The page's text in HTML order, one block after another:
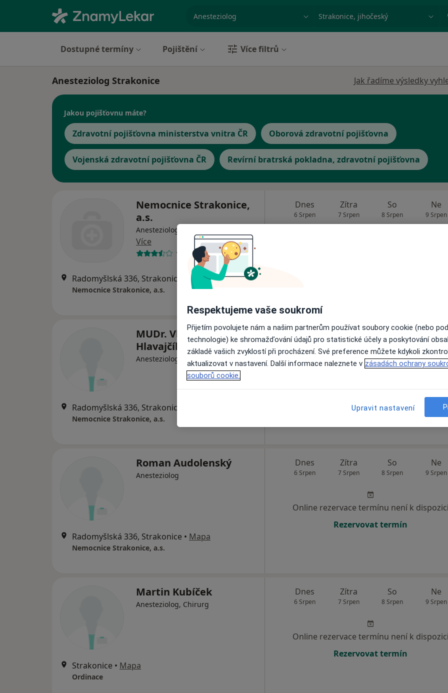
Město nebo region
Dostupné termíny Pojištění Více filtrů
Anesteziolog Strakonice Jak řadíme výsledky
Jakou pojišťovnu máte?
Zdravotní pojišťovna ministerstva vnitra ČR Oborová zdravotní pojišťovna
Vojenská zdravotní pojišťovna ČR Revírní bratrská pokladna, zdravotní pojišťovna
Nemocnice Strakonice,
a.s.
Anesteziolog, Alergolog, Chirurg
Více
18 názorů
Radomyšlská 336, Strakonice Mapa
Nemocnice Strakonice, a.s.
Dnes
6 Srpen
Zítra
7 Srpen
So
8 Srpen
Ne
9 Srpen
MUDr. Vladimír
Hlavajčík
Anesteziolog
Radomyšlská 336, Strakonice
Nemocnice Strakonice, a.s.
Dnes
6 Srpen
Zítra
7 Srpen
So
8 Srpen
Ne
9 Srpen
Roman Audolenský
Anesteziolog
Radomyšlská 336, Strakonice • Mapa
Nemocnice Strakonice, a.s.
Dnes
6 Srpen
Zítra
7 Srpen
So
8 Srpen
Ne
9 Srpen
Online rezervace termínu není k dispozici
Rezervovat termín
Martin Kubíček
Anesteziolog, Chirurg
Strakonice • Mapa
Ordinace
Dnes
6 Srpen
Zítra
7 Srpen
So
8 Srpen
Ne
9 Srpen
Online rezervace termínu není k dispozici
Rezervovat termín
Respektujeme vaše soukromí
Přijetím povolujete nám a našim partnerům používat soubory cookie (nebo
technologie) ke shromažďování údajů pro statistické účely a poskytování
základě vašich zvyklostí při procházení. Své preference můžete kdykoli
aktualizovat v nastavení. Další informace naleznete v zásadách ochrany
souborů cookie.
Upravit nastavení